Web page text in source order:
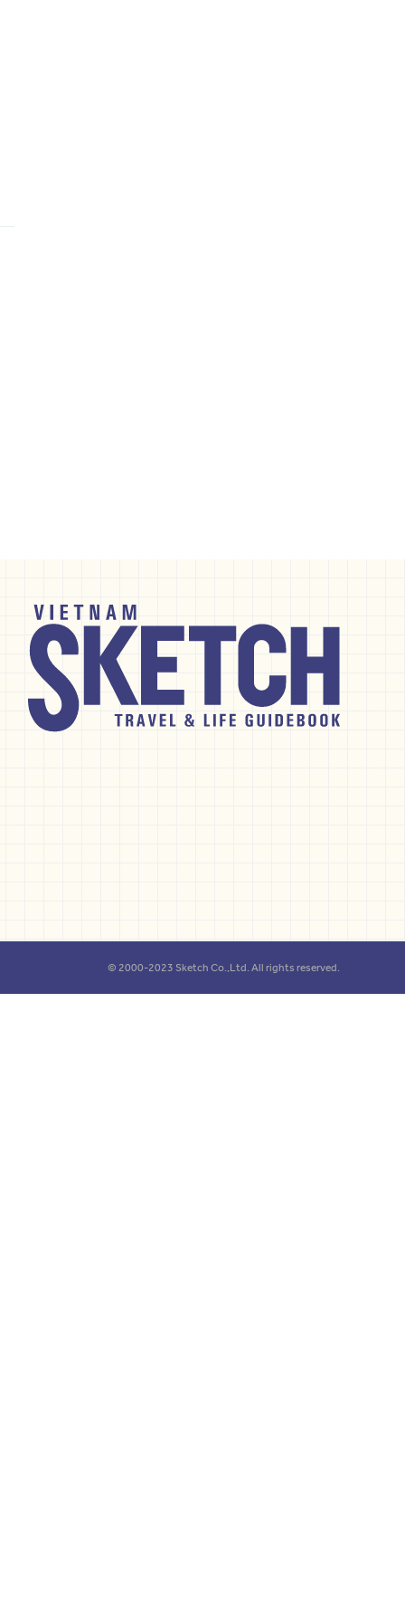
© 2000-2023 Sketch Co.,Ltd. All rights reserved.